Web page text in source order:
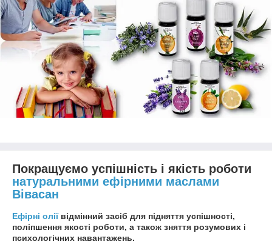
Покращуємо успішність і якість роботи
натуральними ефірними маслами
Вівасан
Ефірні олії відмінний засіб для підняття успішності,
поліпшення якості роботи, а також зняття розумових і
психологічних навантажень.